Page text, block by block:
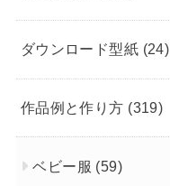
ダウンロード型紙 (24)
作品例と作り方 (319)
ベビー服 (59)